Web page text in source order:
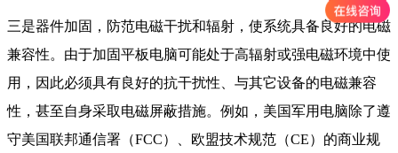
三是器件加固，防范电磁干扰和辐射，使系统具备良好的电磁
兼容性。由于加固平板电脑可能处于高辐射或强电磁环境中使
用，因此必须具有良好的抗干扰性、与其它设备的电磁兼容
性，甚至自身采取电磁屏蔽措施。例如，美国军用电脑除了遵
守美国联邦通信署（FCC）、欧盟技术规范（CE）的商业规